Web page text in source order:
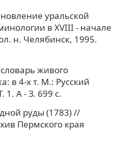
уральской
в XVIII - начале
н. Челябинск, 1995.
живого
в 4-х т. М.: Русский
1. А - З. 699 с.
руды (1783) //
Пермского края